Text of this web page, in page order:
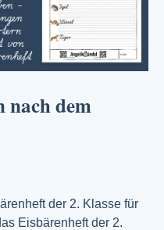
nach dem
der 2. Klasse für
Eisbärenheft der 2.